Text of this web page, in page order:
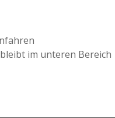
im unteren Bereich